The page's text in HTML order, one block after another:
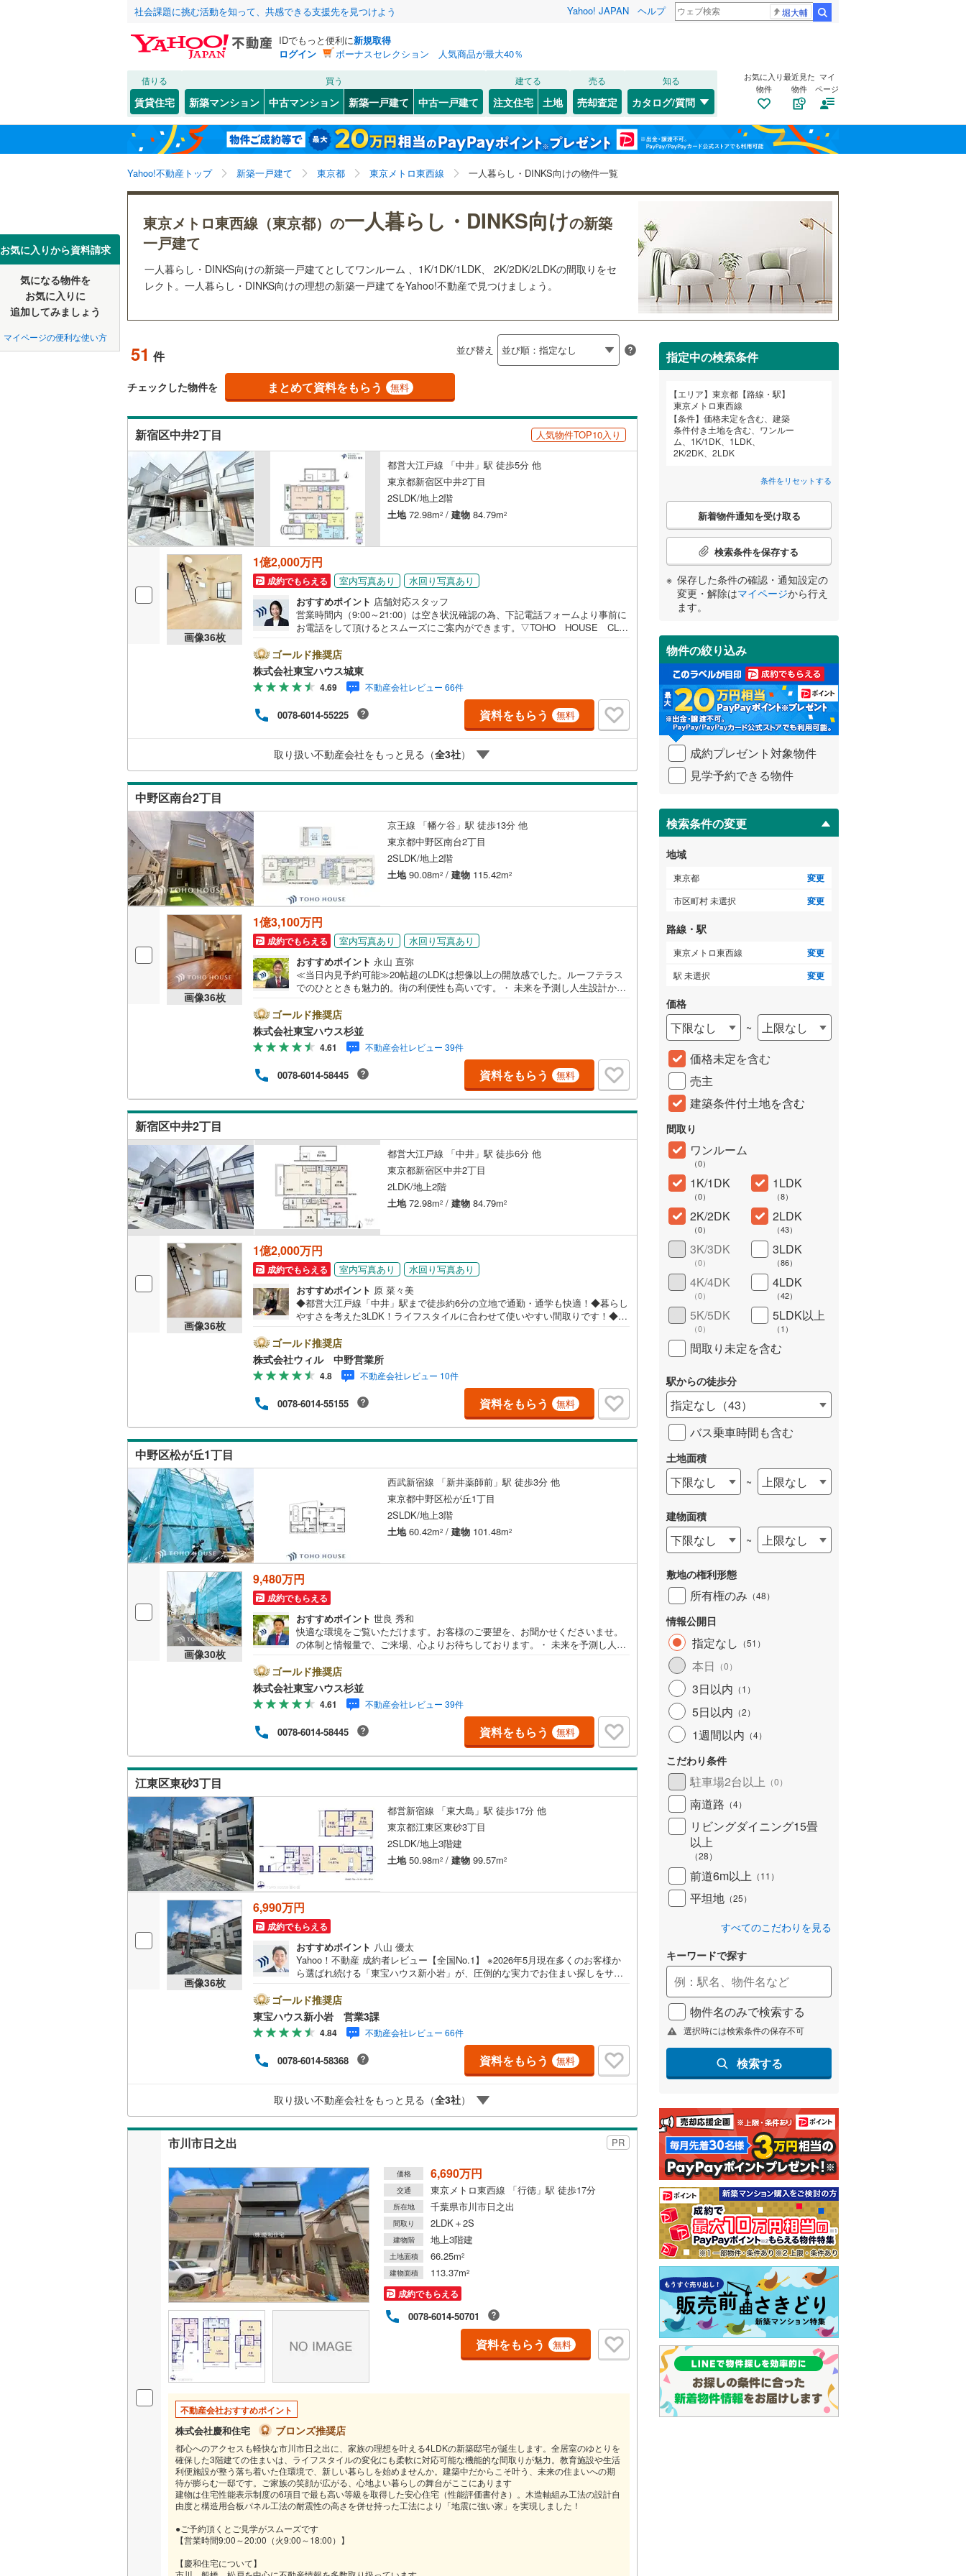
社会課題に挑む活動を知って、共感できる支援先を見つけよう Yahoo! JAPAN ヘルプ 堀大輔
IDでもっと便利に新規取得
ログイン
ボーナスセレクション 人気商品が最大40％
借りる
賃貸住宅
買う
新築マンション 中古マンション 新築一戸建て 中古一戸建て
建てる
注文住宅 土地
売る
売却査定
知る
カタログ/質問
お気に入り
物件
最近見た
物件
マイ
ページ
Yahoo!不動産トップ 新築一戸建て 東京都 東京メトロ東西線 一人暮らし・DINKS向けの物件一覧
お気に入りから資料請求
気になる物件を
お気に入りに
追加してみましょう
マイページの便利な使い方
東京メトロ東西線（東京都）の一人暮らし・DINKS向けの新築
一戸建て
一人暮らし・DINKS向けの新築一戸建てとしてワンルーム 、1K/1DK/1LDK、 2K/2DK/2LDKの間取りをセ
レクト。一人暮らし・DINKS向けの理想の新築一戸建てをYahoo!不動産で見つけましょう。
51 件 並び替え
チェックした物件を まとめて資料をもらう 無料
新宿区中井2丁目 人気物件TOP10入り
都営大江戸線 「中井」駅 徒歩5分 他
東京都新宿区中井2丁目
2SLDK/地上2階
土地72.98m2 / 建物 84.79m2
画像36枚
1億2,000万円
成約でもらえる 室内写真あり
水回り写真あり
おすすめポイント 店舗対応スタッフ
営業時間内（9:00～21:00）は空き状況確認の為、下記電話フォームより事前に
お電話をして頂けるとスムーズにご案内ができます。▽TOHO HOUSE CLU
て暮らしの「安心」を守り続けます。【Yahoo！ 不動産キャンペーン対象店
舗】当店で物件を成約するとPayPayボーナスライトがもらえる「Yahoo！ 不動
産 物件ご成約キャンペーン」の対象になります。「資料をもらう」「見学予約
をする」ボタンからお問い合わせください。※必ずYahoo！ JAPAN IDでログイ
ンしてください。※PayPayボーナスライトは出金と譲渡はできません。ご案
内・詳細な資料のご請求はお気軽にどうぞ♪お電話でのお問い合わせも常時受け
付けております！■頭金0円からのご購入可能です■（諸費用もOK）お気軽にお
ゴールド推奨店
株式会社東宝ハウス城東
4.69 不動産会社レビュー 66件
0078-6014-55225 資料をもらう 無料
取り扱い不動産会社をもっと見る（全3社）
中野区南台2丁目
京王線 「幡ケ谷」駅 徒歩13分 他
東京都中野区南台2丁目
2SLDK/地上2階
土地90.08m2 / 建物 115.42m2
画像36枚
1億3,100万円
成約でもらえる 室内写真あり
水回り写真あり
おすすめポイント 永山 直弥
≪当日内見予約可能≫20帖超のLDKは想像以上の開放感でした。ルーフテラス
でのひとときも魅力的。街の利便性も高いです。・ 未来を予測し人生設計から
ムをオンライン上でご提案「ミラカレクラブ」。 ・ 不動産売却時、ご自宅を綺
麗にかつ瀟洒にさせるCG加工ホームステイジングサービス。 ・ 購入者様へ、
税理士による確定申告の無料セミナーをご招待いたします。◆ご予約に際して
◆ 日時のご希望をお伝えください。（もちろん当日でも対応可能です）事前に
鍵等の手配や内覧（居住中物件）の手配が必要な場合がございますのでご容赦
ください。事前にご連絡をいただけると、スムーズなご案内が可能となります
のでお手数ですがご一報ください。◆物件のご案内は◆弊社へのご来社、お客
様宅へのお迎え・最寄駅での待ち合わせ、物件周辺のコンビニ等でお待ち合わ
せなど、ご希望をお伝えください。ご希望条件をお伝え頂けましたら、ご見学
せていただきます。
ゴールド推奨店
株式会社東宝ハウス杉並
4.61 不動産会社レビュー 39件
0078-6014-58445 資料をもらう 無料
新宿区中井2丁目
都営大江戸線 「中井」駅 徒歩6分 他
東京都新宿区中井2丁目
2LDK/地上2階
土地72.98m2 / 建物 84.79m2
画像36枚
1億2,000万円
成約でもらえる 室内写真あり
水回り写真あり
おすすめポイント 原 菜々美
◆都営大江戸線「中井」駅まで徒歩約6分の立地で通勤・通学も快適！◆暮らし
やすさを考えた3LDK！ライフスタイルに合わせて使いやすい間取りです！◆LD
◆ご家族のプライバシーを考慮した2階リビングは、窓を開けても人目が気にな
らず、ゆったりとお過ごし頂けます◆約4帖の納戸は居室としても利用可能です
◆ロフト付きの住まい！収納や趣味の空間など、多目的に活用できる間取りで
す！◆全室2面採光以上で、明るく風通し良好です！◆閑静な住宅街に佇む住ま
い【営業時間 10:00～19:00】上記時間はお電話が繋がりやすくなっておりま
す。ぜひお気軽にご連絡下さい！現地を見学される場合は「室内・現地を見学
する（無料）」ボタンよりご希望の日時をご記入いただけますとスムーズにご
案内が可能です。【ウィル不動産販売はここが強み】（1）住宅ローンに精通し
たローン専門部署があります！（2）施工実績多数のリフォーム部門も社内にあ
ゴールド推奨店
株式会社ウィル 中野営業所
4.8 不動産会社レビュー 10件
0078-6014-55155 資料をもらう 無料
中野区松が丘1丁目
西武新宿線 「新井薬師前」駅 徒歩3分 他
東京都中野区松が丘1丁目
2SLDK/地上3階
土地60.42m2 / 建物 101.48m2
画像30枚
9,480万円
成約でもらえる
おすすめポイント 世良 秀和
快適な環境をご覧いただけます。お客様のご要望を、お聞かせくださいませ。
の体制と情報量で、ご来場、心よりお待ちしております。・ 未来を予測し人生
リフォームをオンライン上でご提案「ミラカレクラブ」。・ 不動産売却時、ご
自宅を綺麗にかつ瀟洒にさせるCG加工ホームステイジングサービス。・ 購入
者様へ、税理士による確定申告の無料セミナーをご招待いたします。◆ご予約
に際して◆日時のご希望をお伝えください。（もちろん当日でも対応可能で
す）事前に鍵等の手配や内覧（居住中物件）の手配が必要な場合がございます
のでご容赦ください。事前にご連絡をいただけると、スムーズなご案内が可能
となりますのでお手数ですがご一報ください。◆物件のご案内は◆弊社へのご
来社、お客様宅へのお迎え・最寄駅での待ち合わせ、物件周辺のコンビニ等で
お待ち合わせなど、ご希望をお伝えください。ご希望条件をお伝え頂けました
てご案内させていただきます。
ゴールド推奨店
株式会社東宝ハウス杉並
4.61 不動産会社レビュー 39件
0078-6014-58445 資料をもらう 無料
江東区東砂3丁目
都営新宿線 「東大島」駅 徒歩17分 他
東京都江東区東砂3丁目
2SLDK/地上3階建
土地50.98m2 / 建物 99.57m2
画像36枚
6,990万円
成約でもらえる
おすすめポイント 八山 優太
Yahoo！不動産 成約者レビュー【全国No.1】 ※2026年5月現在多くのお客様か
ら選ばれ続ける「東宝ハウス新小岩」が、圧倒的な実力でお住まい探しをサポ
スムーズです。ご自宅への送迎・最寄駅でのお待ち合わせ等、お気軽にご相談
ください。 選ばれる3つの「圧倒的メリット」 （1）【業界最低水準の提携住宅
ローン】「他社で断られた」「借入がある」方も独自審査で多数承認！優遇金
利と各種手数料0円でお得に。（2）【未来カレンダーで資金の不安ゼロへ】専
用ソフトで将来の家計を無料シミュレーション。「月々いくらなら安心か」を
プロが明確にします。（3）【ご購入後の生涯サポート】売って終わりではあり
ません。専属FPがお引渡し後も一生涯お守りします。 Yahoo！不動産キャンペ
です！※必ずYahoo！ JAPAN IDでログインの上お問い合わせください。
ゴールド推奨店
東宝ハウス新小岩 営業3課
4.84 不動産会社レビュー 66件
0078-6014-58368 資料をもらう 無料
取り扱い不動産会社をもっと見る（全3社）
市川市日之出 PR
価格 6,690万円
交通 東京メトロ東西線 「行徳」駅 徒歩17分
所在地 千葉県市川市日之出
間取り 2LDK＋2S
建物階 地上3階建
土地面積 66.25m2
建物面積 113.37m2
成約でもらえる
0078-6014-50701
資料をもらう 無料
不動産会社おすすめポイント
株式会社慶和住宅 ブロンズ推奨店
都心へのアクセスも軽快な市川市日之出に、家族の理想を叶える4LDKの新築邸宅が誕生します。全居室のゆとりを
確保した3階建ての住まいは、ライフスタイルの変化にも柔軟に対応可能な機能的な間取りが魅力。教育施設や生活
利便施設が整う落ち着いた住環境で、新しい暮らしを始めませんか。建築中だからこそ叶う、未来の住まいへの期
待が膨らむ一邸です。ご家族の笑顔が広がる、心地よい暮らしの舞台がここにあります
建物は住宅性能表示制度の6項目で最も高い等級を取得した安心住宅（性能評価書付き）。木造軸組み工法の設計自
由度と構造用合板パネル工法の耐震性の高さを併せ持った工法により「地震に強い家」を実現しました！
●ご予約頂くとご見学がスムーズです
【営業時間9:00～20:00（火9:00～18:00）】
【慶和住宅について】
指定中の検索条件
エリア
東京都【路線・駅】
東京メトロ東西線
条件
価格未定を含む、建築
条件付き土地を含む、ワンルー
ム、1K/1DK、1LDK、
2K/2DK、2LDK
条件をリセットする
こ
検
条
件
受
け
取
る
・
条
件
を
イ
ペ
ジ
に
保
存
す
る
新着物件通知を受け取る
検索条件を保存する
保存した条件の確認・通知設定の
変更・解除はマイページから行え
ます。
物件の絞り込み
成約プレゼント対象物件
見学予約できる物件
検索条件の変更
地域
東京都 変更
市区町村 未選択 変更
路線・駅
東京メトロ東西線 変更
駅 未選択 変更
価格
下限なし ~
上限なし
価格未定を含む
売主
建築条件付土地を含む
間取り
ワンルーム
（0）
1K/1DK
（0）
1LDK
（8）
2K/2DK
（0）
2LDK
（43）
3K/3DK
（0）
3LDK
（86）
4K/4DK
（0）
4LDK
（42）
5K/5DK
（0）
5LDK以上
（1 ）
間取り未定を含む
駅からの徒歩分
指定なし （43）
バス乗車時間も含む
土地面積
下限なし ~ 上限なし
建物面積
下限なし ~ 上限なし
敷地の権利形態
所有権のみ （48）
情報公開日
指定なし （51 ）
本日 （0）
3日以内 （1 ）
5日以内 （2）
1週間以内 （4）
こだわり条件
駐車場2台以上 （0）
南道路 （4）
リビングダイニング15畳
以上
（28）
前道6m以上 （11 ）
平坦地 （25）
すべてのこだわりを見る
キーワードで探す
物件名のみで検索する
選択時には検索条件の保存不可
検索する
北海道 北海道
東北 青森 岩手 宮城 秋田 山形 福島
関東 東京 神奈川 埼玉 千葉 茨城
富山 石川
東海
近畿 大阪 兵庫 京都 滋賀 和歌山
中国 鳥取 島根 岡山 広島 山口
高知
福岡 佐賀 長崎 鹿児島
該当物件0件 この条件で検索する 条件をリセットする
東京23区 千代田区(0) 中央区(0) 港区(3)
新宿区(11) 文京区(1) 渋谷区(5)
豊島区
26) 北区(36)
荒川区( 20
江戸川区(79 ) 中野区(18) 杉並区(79)
練馬区(115) 品川区(14) 目黒区 (5)
大田区(43) 世田谷区(47)
東京23区以外 立川市(6) 武蔵野市(9)
三鷹市(16)
町田市(35)
日野市(6)
東村山市(7) 国分寺市(19)
福生市(2)
清瀬市(6) 東久留米市 武蔵村山市(3)
多摩市(5) 稲城市(2) (0
あきる野市(12) 西東京市 西多摩郡瑞穂町(2)
西多摩郡日の出町( 0) 西多摩郡奥多摩町 0
大島町(0) 利島村(0
神津島村(0) 御蔵島村(0)
八丈島八丈町 (0) 小笠原村(0)
該当物件0件 この条件で検索する 条件をリセットする
該当物件0件 この条件で検索する 条件をリセットする
JR 東北本線(22) 常磐線(17) 高崎線(22)
湘南新宿ライン（宇都宮～逗子）
(30)
湘南新宿ライン（前橋～小田原）
(27)
総武本線(31
南武線(55) 武蔵野線(48) 横浜線(52)
横須賀線(3 中央本線（JR東日本） (204)
常磐線（各駅停車）(48) 埼京線(39) 総武線(168 )
東北新幹線( 2) 上越新幹線( 2) 山形新幹線( 2)
秋田新幹線(2) 北陸新幹線(2) 東海道新幹線(0)
地下鉄 東京メトロ丸ノ内線 ( 52 東京メトロ丸ノ内方南支線
東京メトロ日比谷線( 26
東京メトロ有楽町線(65) 東京メトロ半蔵門線(22) 東京メトロ南北線 (37
39) 都営三田線(39)
都営新宿線(89 都営大江戸線 (37
私鉄・その他 つくばエクスプレス 京成押上線(56)
京成金町線(30) 東武伊勢崎線(95)
東武亀戸線
西武池袋線 (150)
西武有楽町線 (15) 西武新宿線 西武国分寺線(41)
西武多摩湖線(42) 西武多摩川線(30) 西武拝島線
西武山口線 (0 ) 京王線 ( 98 京王高尾線(11)
京王相模原線(15) 小田急小田原線(67)
小田急多摩線( 10) 東急多摩川線(15)
東急大井町線(18 東急田園都市線( 18) 東急池上線(36)
京急本線
京急空港線(11) 都電荒川線(47) 東京モノレール(12)
多摩モノレール
埼玉高速鉄道
該当物件0件 この条件で検索する 条件をリセットする
(4) (2) (1) (0) (0) (0) (0) (0) (0) (0) (2)
)
該当物件0件 この条件で検索する 条件をリセットする
こだわり条件 設備
床暖房（17） オール電化（0） トイレ２か所（40）
駐車場2台以上（0） ビルトインガレージ（8） 太陽光発電システム（1）
ＴＶモニタ付インターホン
（43）
防犯カメラ（0）
配置、向き、建ち方、日当たり
前道6m以上 （ 11） 角地 （5） 南道路（ 4）
平坦地（25）
LD
（28）
（6）
設計住宅性能評価付き
（1）
住宅性能評価付き （1）
長期優良住宅（
大規模（総区画数50戸以上）
最寄りの駅が始発駅 小学校まで1km以内（26）
間取り、居室全体
吹き抜け（7） バリアフリー住宅 （9）
二世帯向け（0 3階建て以上（31
サービスルーム（納戸）
独立型キッチン（6） 対面キッチン（31）
浴室乾燥機あり ）
バルコニー、庭
ウッドデッキあり
収納
ウォークインクローゼット
（13 ）
販売、価格、契約、入居関連など
即入居可能（ 10）
オンライン対応
オンライン内見(相談)可（25） IT重説可（8）
オンライン対応とは？
該当物件0件 この条件で検索する 条件をリセットする
検索条件を保存しました
この検索条件の新着物件通知は、 マイページから設定できます。
保存した条件を見る
東京都、東京メトロ東西線、価格未定を含む、建築条件
付き土地を含む、ワンルーム、1K/1DK、1LDK、
検索条件を保存する